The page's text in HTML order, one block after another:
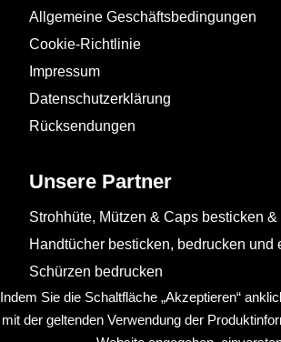
Allgemeine Geschäftsbedingungen
Cookie-Richtlinie
Impressum
Datenschutzerklärung
Rücksendungen
Unsere Partner
Strohhüte, Mützen & Caps besticken
Handtücher besticken, bedrucken und
Schürzen bedrucken
Indem Sie die Schaltfläche „Akzeptieren“
mit der geltenden Verwendung der